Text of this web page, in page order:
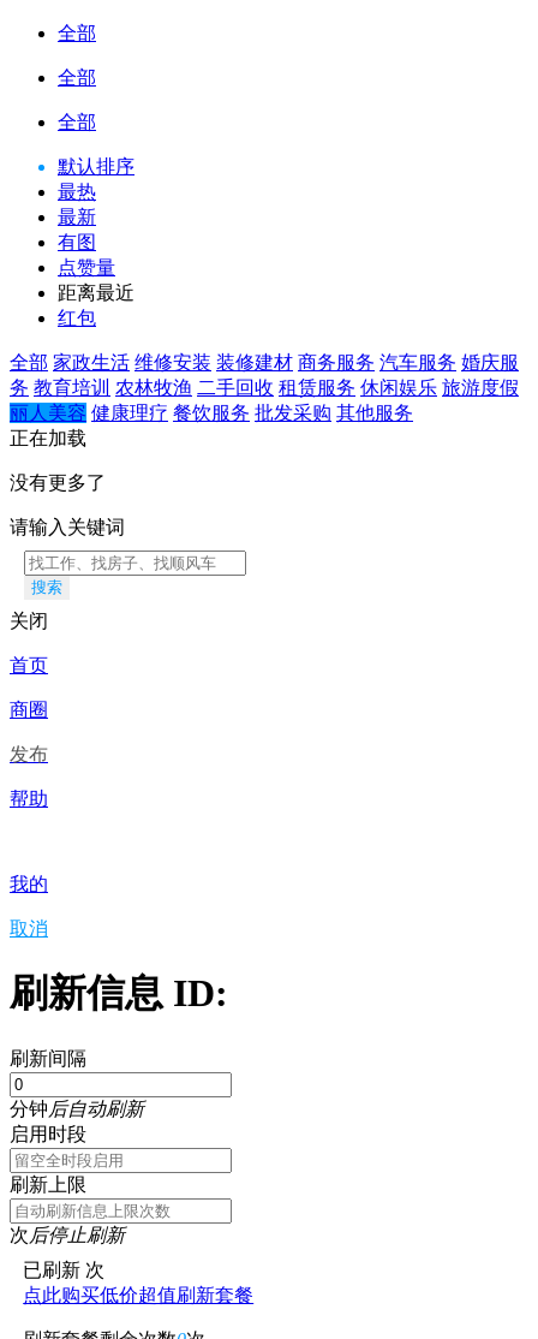
全部
全部
全部
默认排序
最热
最新
有图
点赞量
距离最近
红包
全部 家政生活 维修安装 装修建材 商务服务 汽车服务 婚庆服
务 教育培训 农林牧渔 二手回收 租赁服务 休闲娱乐 旅游度假
丽人美容 健康理疗 餐饮服务 批发采购 其他服务
正在加载
没有更多了
请输入关键词
搜索
关闭
首页
商圈
发布
帮助
我的
取消
刷新信息 ID:
刷新间隔
分钟后自动刷新
启用时段
刷新上限
次后停止刷新
已刷新 次
点此购买低价超值刷新套餐